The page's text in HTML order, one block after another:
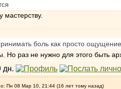
мастерству.
боль как просто
Но раз не нужно для этого быть
Пн 08 Мар 10, 21:44 (16 лет тому назад)